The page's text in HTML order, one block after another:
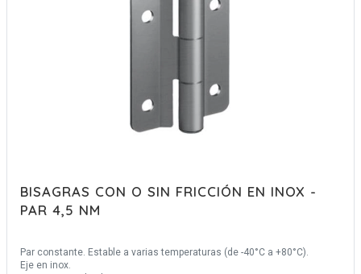
BISAGRAS CON O SIN FRICCIÓN EN INOX -
PAR 4,5 NM
Par constante. Estable a varias temperaturas (de -40°C a +80°C).
Eje en inox.